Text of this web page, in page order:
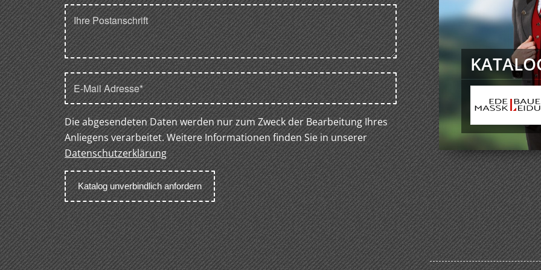
Die abgesendeten Daten werden nur zum Zweck der Bearbeitung Ihres
Anliegens verarbeitet. Weitere Informationen finden Sie in unserer
Datenschutzerklärung